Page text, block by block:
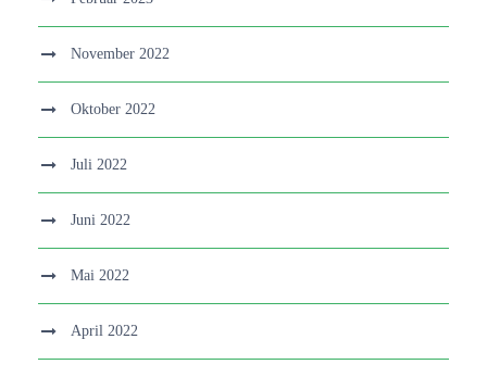
November 2022
Oktober 2022
Juli 2022
Juni 2022
Mai 2022
April 2022